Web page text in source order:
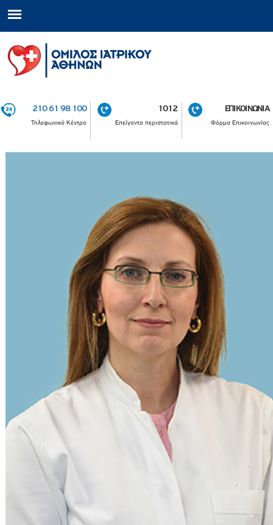
210 61 98 100
Τηλεφωνικό Κέντρο
1012
Επείγοντα περιστατικά
ΕΠΙΚΟΙΝΩΝΙΑ
Φόρμα Επικοινωνίας